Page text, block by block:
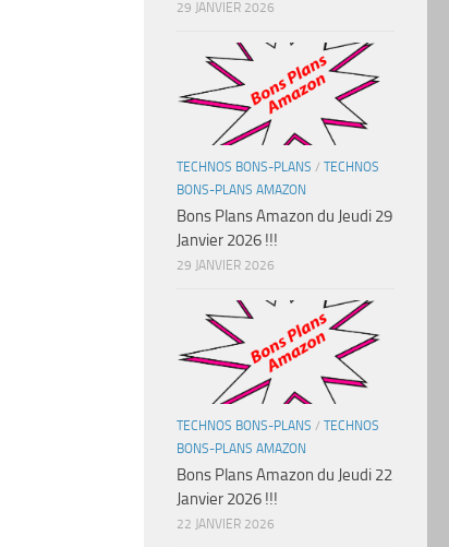
29 JANVIER 2026
TECHNOS BONS-PLANS / TECHNOS
BONS-PLANS AMAZON
Bons Plans Amazon du Jeudi 29
Janvier 2026 !!!
29 JANVIER 2026
TECHNOS BONS-PLANS / TECHNOS
BONS-PLANS AMAZON
Bons Plans Amazon du Jeudi 22
Janvier 2026 !!!
22 JANVIER 2026